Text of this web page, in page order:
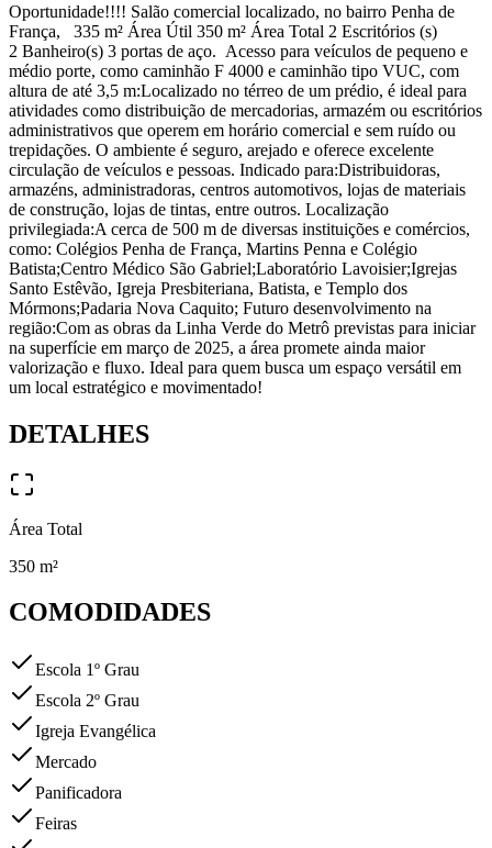
Oportunidade!!!! Salão comercial localizado, no bairro Penha de
França, 335 m² Área Útil 350 m² Área Total 2 Escritórios (s)
2 Banheiro(s) 3 portas de aço. Acesso para veículos de pequeno e
médio porte, como caminhão F 4000 e caminhão tipo VUC, com
altura de até 3,5 m:Localizado no térreo de um prédio, é ideal para
atividades como distribuição de mercadorias, armazém ou escritórios
administrativos que operem em horário comercial e sem ruído ou
trepidações. O ambiente é seguro, arejado e oferece excelente
circulação de veículos e pessoas. Indicado para:Distribuidoras,
armazéns, administradoras, centros automotivos, lojas de materiais
de construção, lojas de tintas, entre outros. Localização
privilegiada:A cerca de 500 m de diversas instituições e comércios,
como: Colégios Penha de França, Martins Penna e Colégio
Batista;Centro Médico São Gabriel;Laboratório Lavoisier;Igrejas
Santo Estêvão, Igreja Presbiteriana, Batista, e Templo dos
Mórmons;Padaria Nova Caquito; Futuro desenvolvimento na
região:Com as obras da Linha Verde do Metrô previstas para iniciar
na superfície em março de 2025, a área promete ainda maior
valorização e fluxo. Ideal para quem busca um espaço versátil em
um local estratégico e movimentado!
DETALHES
Área Total
350 m²
COMODIDADES
Escola 1º Grau
Escola 2º Grau
Igreja Evangélica
Mercado
Panificadora
Feiras